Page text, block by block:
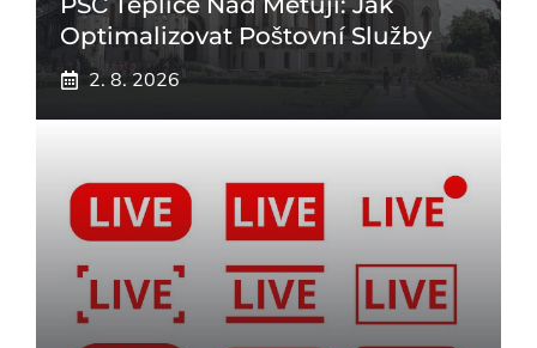
Optimalizovat Poštovní Služby
2. 8. 2026